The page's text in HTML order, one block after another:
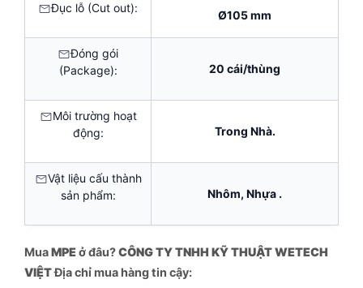
Đục lỗ (Cut out):
Ø105 mm
Đóng gói
(Package):
20 cái/thùng
Môi trường hoạt
động:
Trong Nhà.
Vật liệu cấu thành
sản phẩm:
Nhôm, Nhựa .
MuaMPEở đâu?CÔNG TY TNHH KỸ THUẬT WETECH
VIỆTĐịa chỉ mua hàng tin cậy: